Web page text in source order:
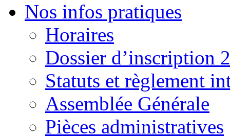
Nos infos pratiques
Horaires
Dossier d’inscription
Statuts et règlement
Assemblée Générale
Pièces administratives